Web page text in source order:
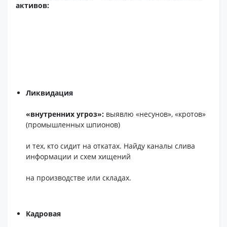
активов:
Ликвидация
«внутренних угроз»: выявлю «несунов», «кротов»
(промышленных шпионов)
и тех, кто сидит на откатах. Найду каналы слива
информации и схем хищений
на производстве или складах.
Кадровая